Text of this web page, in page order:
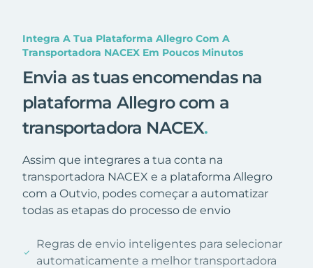
Integra A Tua Plataforma Allegro Com A
Transportadora NACEX Em Poucos Minutos
Envia as tuas encomendas na
plataforma Allegro com a
transportadora NACEX.
Assim que integrares a tua conta na
transportadora NACEX e a plataforma Allegro
com a Outvio, podes começar a automatizar
todas as etapas do processo de envio
Regras de envio inteligentes para selecionar
automaticamente a melhor transportadora